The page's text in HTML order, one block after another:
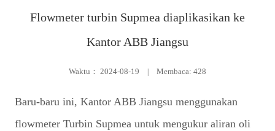
Flowmeter turbin Supmea diaplikasikan ke
Kantor ABB Jiangsu
Waktu： 2024-08-19 | Membaca: 428
Baru-baru ini, Kantor ABB Jiangsu menggunakan
flowmeter Turbin Supmea untuk mengukur aliran oli